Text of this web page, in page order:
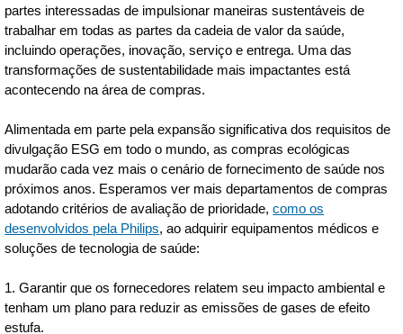
partes interessadas de impulsionar maneiras sustentáveis de
trabalhar em todas as partes da cadeia de valor da saúde,
incluindo operações, inovação, serviço e entrega. Uma das
transformações de sustentabilidade mais impactantes está
acontecendo na área de compras.
Alimentada em parte pela expansão significativa dos requisitos de
divulgação ESG em todo o mundo, as compras ecológicas
mudarão cada vez mais o cenário de fornecimento de saúde nos
próximos anos. Esperamos ver mais departamentos de compras
adotando critérios de avaliação de prioridade,como os
desenvolvidos pela Philips, ao adquirir equipamentos médicos e
soluções de tecnologia de saúde:
1. Garantir que os fornecedores relatem seu impacto ambiental e
tenham um plano para reduzir as emissões de gases de efeito
estufa.